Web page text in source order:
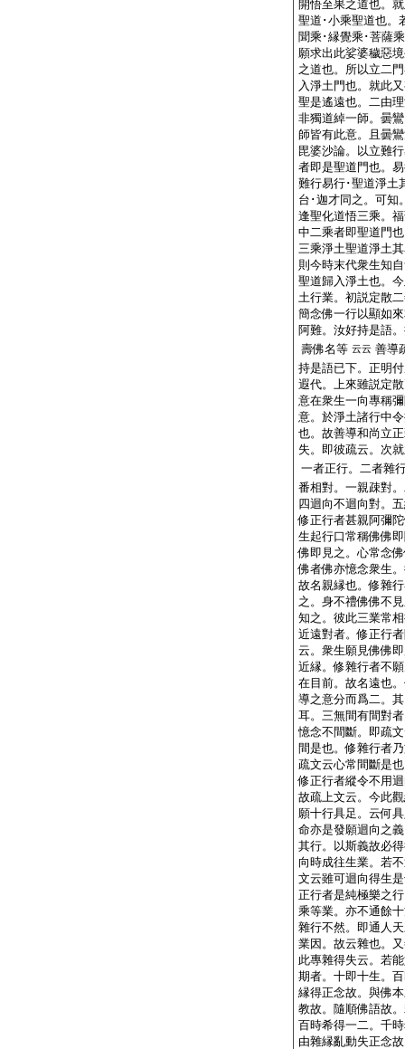
開悟至果之道也。
聖道･小乘聖道也。
聞乘･縁覺乘･菩薩
願求出此娑婆穢惡
之道也。所以立二
入淨土門也。就此
聖是遙遠也。二由
非獨道綽一師。曇
師皆有此意。且曇
毘婆沙論。以立難
者即是聖道門也。
難行易行･聖道淨土
台･迦才同之。可知
逢聖化道悟三乘。
中二乘者即聖道門
三乘淨土聖道淨土
則今時末代衆生知
聖道歸入淨土也。
土行業。初説定散
簡念佛一行以顯如
阿難。汝好持是語
壽佛名等 云云 善導
持是語已下。正明
遐代。上來雖説定
意在衆生一向專稱
意。於淨土諸行中
也。故善導和尚立
失。即彼疏云。次
一者正行。二者雜
番相對。一親疎對
四迴向不迴向對。
修正行者甚親阿彌
生起行口常稱佛佛
佛即見之。心常念
佛者佛亦憶念衆生
故名親縁也。修雜
之。身不禮佛佛不
知之。彼此三業常
近遠對者。修正行
云。衆生願見佛佛
近縁。修雜行者不
在目前。故名遠也
導之意分而爲二。
耳。三無間有間對
憶念不間斷。即疏
間是也。修雜行者
疏文云心常間斷是
修正行者縱令不用
故疏上文云。今此
願十行具足。云何
命亦是發願迴向之
其行。以斯義故必
向時成往生業。若
文云雖可迴向得生
正行者是純極樂之
乘等業。亦不通餘
雜行不然。即通人
業因。故云雜也。
此專雜得失云。若
期者。十即十生。
縁得正念故。與佛
教故。隨順佛語故
百時希得一二。千
由雜縁亂動失正念